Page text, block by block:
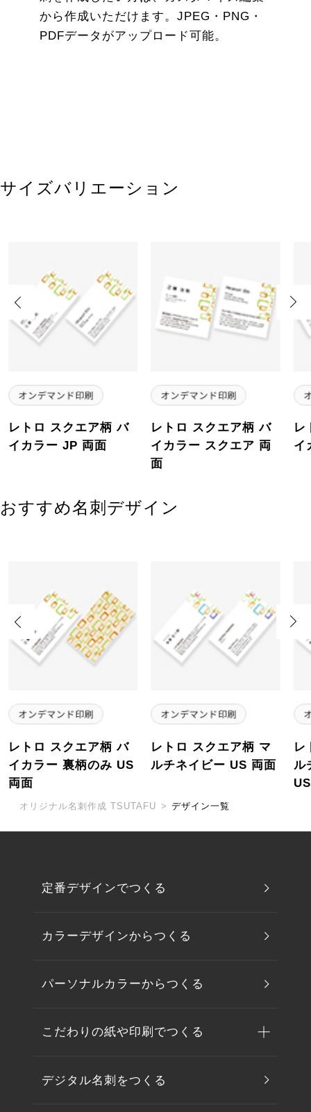
から作成いただけます。JPEG・PNG・
PDFデータがアップロード可能。
サイズバリエーション
レトロ スクエア柄 バ
イカラー JP 両面
レトロ スクエア柄 バ
イカラー スクエア 両
面
レ
イ
Previous Next
おすすめ名刺デザイン
レトロ スクエア柄 バ
イカラー 裏柄のみ US
両面
レトロ スクエア柄 マ
ルチネイビー US 両面
レ
ル
Previous Next
オリジナル名刺作成 TSUTAFU > デザイン一覧
定番デザインでつくる
カラーデザインからつくる
パーソナルカラーからつくる
こだわりの紙や印刷でつくる
デジタル名刺をつくる